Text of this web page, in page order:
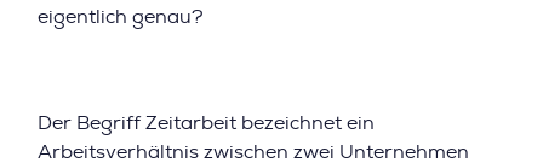
eigentlich genau?
Der Begriff Zeitarbeit bezeichnet ein
Arbeitsverhältnis zwischen zwei Unternehmen